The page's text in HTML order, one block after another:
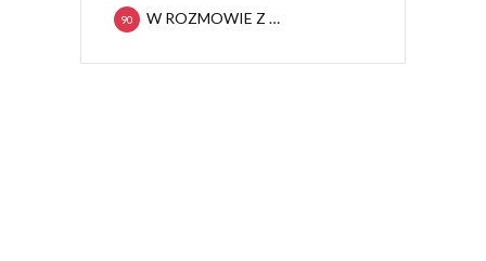
W ROZMOWIE Z …
90